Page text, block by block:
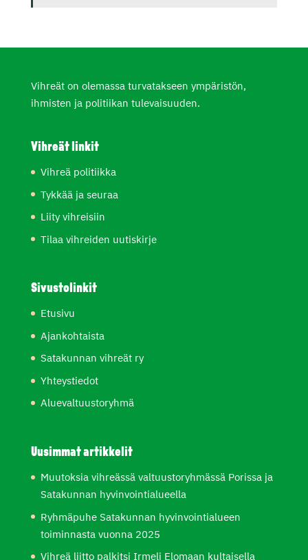
Vihreät on olemassa turvatakseen ympäristön,
ihmisten ja politiikan tulevaisuuden.
Vihreät linkit
Vihreä politiikka
Tykkää ja seuraa
Liity vihreisiin
Tilaa vihreiden uutiskirje
Sivustolinkit
Etusivu
Ajankohtaista
Satakunnan vihreät ry
Yhteystiedot
Aluevaltuustoryhmä
Uusimmat artikkelit
Muutoksia vihreässä valtuustoryhmässä Porissa ja
Satakunnan hyvinvointialueella
Ryhmäpuhe Satakunnan hyvinvointialueen
toiminnasta vuonna 2025
Vihreä liitto palkitsi Irmeli Elomaan kultaisella